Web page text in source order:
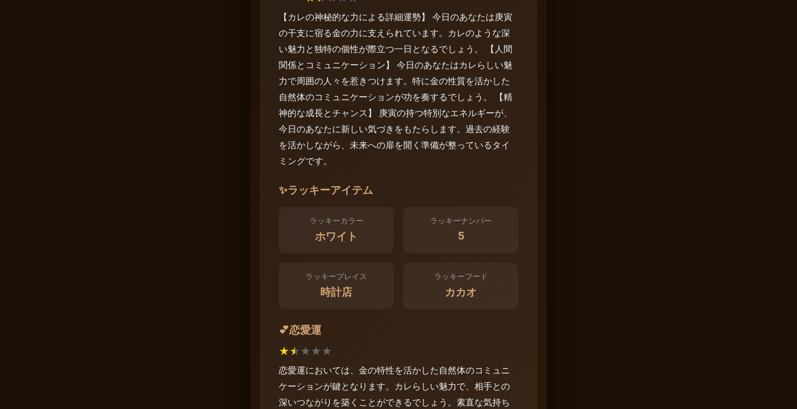
【カレの神秘的な力による詳細運勢】 今日のあなたは庚寅
の干支に宿る金の力に支えられています。カレのような深
い魅力と独特の個性が際立つ一日となるでしょう。 【人間
関係とコミュニケーション】 今日のあなたはカレらしい魅
力で周囲の人々を惹きつけます。特に金の性質を活かした
自然体のコミュニケーションが功を奏するでしょう。 【精
神的な成長とチャンス】 庚寅の持つ特別なエネルギーが、
今日のあなたに新しい気づきをもたらします。過去の経験
を活かしながら、未来への扉を開く準備が整っているタイ
ミングです。
✨ラッキーアイテム
ラッキーカラー
ホワイト
ラッキーナンバー
5
ラッキープレイス
時計店
ラッキーフード
カカオ
💕恋愛運
★★★★★
恋愛運においては、金の特性を活かした自然体のコミュニ
ケーションが鍵となります。カレらしい魅力で、相手との
深いつながりを築くことができるでしょう。素直な気持ち